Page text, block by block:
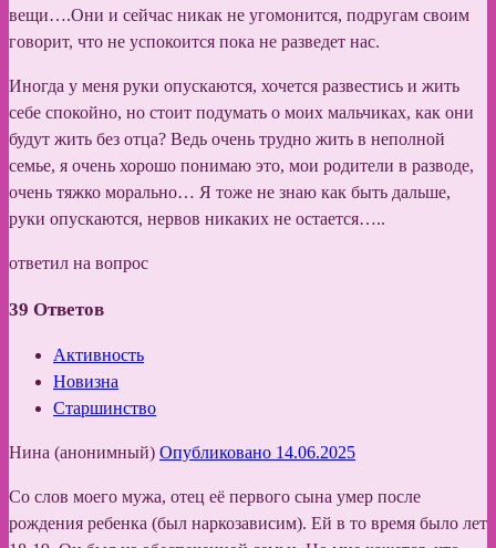
вещи….Они и сейчас никак не угомонится, подругам своим
говорит, что не успокоится пока не разведет нас.
Иногда у меня руки опускаются, хочется развестись и жить
себе спокойно, но стоит подумать о моих мальчиках, как они
будут жить без отца? Ведь очень трудно жить в неполной
семье, я очень хорошо понимаю это, мои родители в разводе,
очень тяжко морально… Я тоже не знаю как быть дальше,
руки опускаются, нервов никаких не остается…..
ответил на вопрос
39 Ответов
Активность
Новизна
Старшинство
Нина (анонимный) Опубликовано 14.06.2025
Со слов моего мужа, отец её первого сына умер после
рождения ребенка (был наркозависим). Ей в то время было лет